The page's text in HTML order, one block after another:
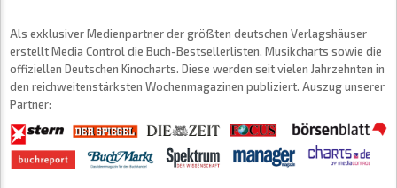
Als exklusiver Medienpartner der größten deutschen Verlagshäuser
erstellt Media Control die Buch-Bestsellerlisten, Musikcharts sowie die
offiziellen Deutschen Kinocharts. Diese werden seit vielen Jahrzehnten in
den reichweitenstärksten Wochenmagazinen publiziert. Auszug unserer
Partner: